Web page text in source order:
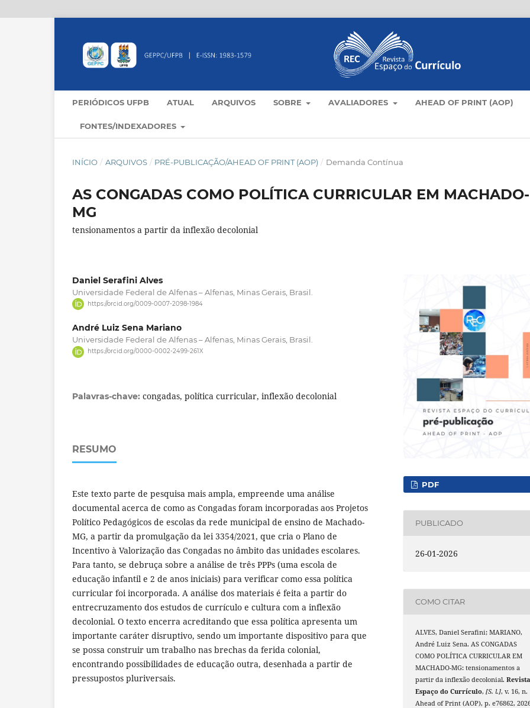
PERIÓDICOS UFPB ATUAL ARQUIVOS SOBRE AVALIADORES AHEAD OF PRINT (AOP)
FONTES/INDEXADORES
INÍCIO / ARQUIVOS / PRÉ-PUBLICAÇÃO/AHEAD OF PRINT (AOP) / Demanda Contínua
AS CONGADAS COMO POLÍTICA CURRICULAR EM MACHADO-
MG
tensionamentos a partir da inflexão decolonial
Daniel Serafini Alves
Universidade Federal de Alfenas – Alfenas, Minas Gerais, Brasil.
https://orcid.org/0009-0007-2098-1984
André Luiz Sena Mariano
Universidade Federal de Alfenas – Alfenas, Minas Gerais, Brasil.
https://orcid.org/0000-0002-2499-261X
Palavras-chave: congadas, política curricular, inflexão decolonial
RESUMO
Este texto parte de pesquisa mais ampla, empreende uma análise
documental acerca de como as Congadas foram incorporadas aos Projetos
Político Pedagógicos de escolas da rede municipal de ensino de Machado-
MG, a partir da promulgação da lei 3354/2021, que cria o Plano de
Incentivo à Valorização das Congadas no âmbito das unidades escolares.
Para tanto, se debruça sobre a análise de três PPPs (uma escola de
educação infantil e 2 de anos iniciais) para verificar como essa política
curricular foi incorporada. A análise dos materiais é feita a partir do
entrecruzamento dos estudos de currículo e cultura com a inflexão
decolonial. O texto encerra acreditando que essa política apresenta um
importante caráter disruptivo, sendo um importante dispositivo para que
se possa construir um trabalho nas brechas da ferida colonial,
encontrando possibilidades de educação outra, desenhada a partir de
pressupostos pluriversais.
PDF
PUBLICADO
26-01-2026
COMO CITAR
ALVES, Daniel Serafini; MARIANO,
André Luiz Sena. AS CONGADAS
COMO POLÍTICA CURRICULAR EM
MACHADO-MG: tensionamentos a
partir da inflexão decolonial.Revista
Espaço do Currículo,[S. l.], v. 16, n.
Ahead of Print (AOP), p. e76862,